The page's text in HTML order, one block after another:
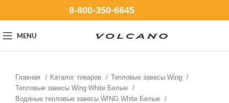
8-800-350-6645
MENU
Главная Каталог товаров
Тепловые завесы Wing
Тепловые завесы Wing White Белые
Водяные тепловые завесы WING White Белые